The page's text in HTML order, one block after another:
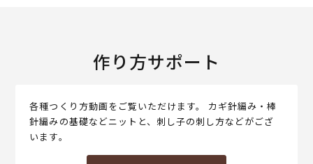
作り方サポート
各種つくり方動画をご覧いただけます。 カギ針編み・棒
針編みの基礎などニットと、刺し子の刺し方などがござ
います。